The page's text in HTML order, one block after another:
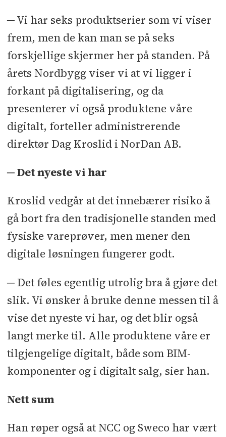
─ Vi har seks produktserier som vi viser
frem, men de kan man se på seks
forskjellige skjermer her på standen. På
årets Nordbygg viser vi at vi ligger i
forkant på digitalisering, og da
presenterer vi også produktene våre
digitalt, forteller administrerende
direktør Dag Kroslid i NorDan AB.
─ Det nyeste vi har
Kroslid vedgår at det innebærer risiko å
gå bort fra den tradisjonelle standen med
fysiske vareprøver, men mener den
digitale løsningen fungerer godt.
─ Det føles egentlig utrolig bra å gjøre det
slik. Vi ønsker å bruke denne messen til å
vise det nyeste vi har, og det blir også
langt merke til. Alle produktene våre er
tilgjengelige digitalt, både som BIM-
komponenter og i digitalt salg, sier han.
Nett sum
Han røper også at NCC og Sweco har vært